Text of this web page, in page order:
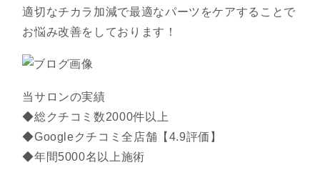
適切なチカラ加減で最適なパーツをケアすることで
お悩み改善をしております！
当サロンの実績
◆総クチコミ数2000件以上
◆Googleクチコミ全店舗【4.9評価】
◆年間5000名以上施術